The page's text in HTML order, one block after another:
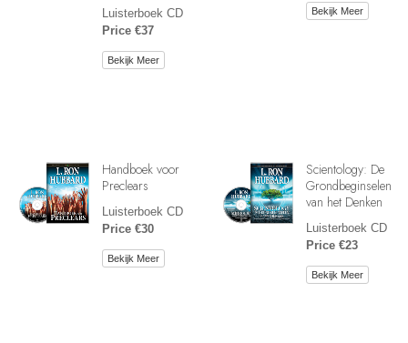
Luisterboek CD
Price €37
Bekijk Meer
Bekijk Meer
Handboek voor
Preclears
Luisterboek CD
Price €30
Bekijk Meer
Scientology: De
Grondbeginselen
van het Denken
Luisterboek CD
Price €23
Bekijk Meer